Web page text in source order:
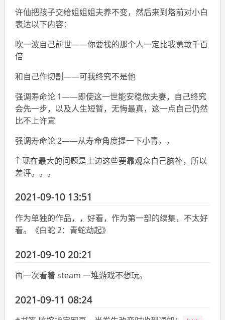
许仙把孩子交给姐姐姐夫养不变，然后来到塔前对小白
表达以下内容：
吹一波自己前世——你要找的那个人一定比我勇敢千百
倍
和自己作切割——可我终究不是他
强调寿命论 1——即使这一世能安稳做夫妻，自己终究
会先一步，以及人生短暂，无悔最真，这一点自己仍然
比不上许宣
强调寿命论 2——从寿命角度提一下小青。。
↑ 现在最大的问题是上边这些要靠观众自己脑补，所以
差评。。。
2021-09-10 13:51
作为单独的作品，，好看，作为第一部的续集，不太好
看。《白蛇 2：青蛇劫起》
2021-09-10 20:21
再一次看着 steam 一堆游戏不想玩。
2021-09-11 08:24